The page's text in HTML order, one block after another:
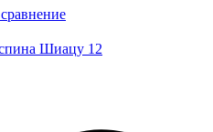
Шиацу 12